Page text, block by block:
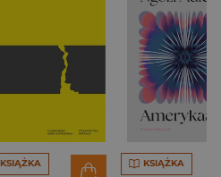
KSIĄŻKA KSIĄŻKA